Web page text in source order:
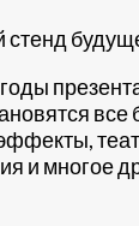
и многое